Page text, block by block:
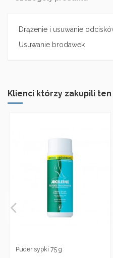
Drążenie i usuwanie
Usuwanie brodawek
Klienci którzy zakupili
Puder sypki 75 g